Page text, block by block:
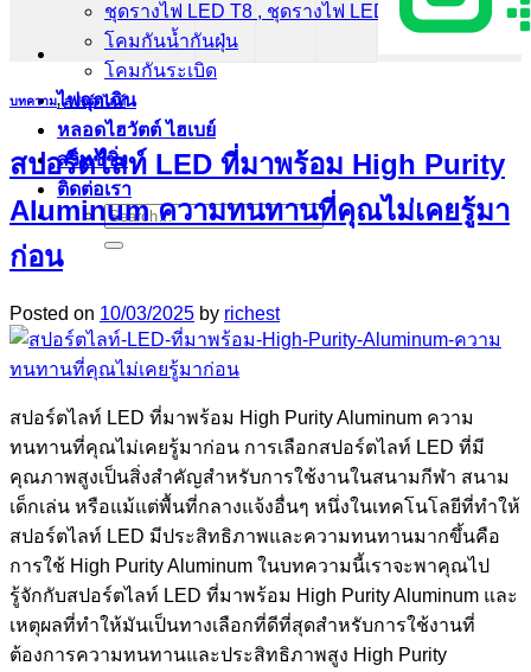
ชุดรางไฟ LED T8 , ชุดรางไฟ LED T5
โคมกันน้ำกันฝุ่น
โคมกันระเบิด
ไฟฉุกเฉิน
หลอดไฮวัตต์ ไฮเบย์
สวิทช์ชิ่ง
ติดต่อเรา
Search
for:
บทความ,สปอร์ตไลท์
สปอร์ตไลท์ LED ที่มาพร้อม High Purity
Aluminum ความทนทานที่คุณไม่เคยรู้มา
ก่อน
Posted on 10/03/2025 by richest
สปอร์ตไลท์ LED ที่มาพร้อม High Purity Aluminum ความ
ทนทานที่คุณไม่เคยรู้มาก่อน การเลือกสปอร์ตไลท์ LED ที่มี
คุณภาพสูงเป็นสิ่งสำคัญสำหรับการใช้งานในสนามกีฬา สนาม
เด็กเล่น หรือแม้แต่พื้นที่กลางแจ้งอื่นๆ หนึ่งในเทคโนโลยีที่ทำให้
สปอร์ตไลท์ LED มีประสิทธิภาพและความทนทานมากขึ้นคือ
การใช้ High Purity Aluminum ในบทความนี้เราจะพาคุณไป
รู้จักกับสปอร์ตไลท์ LED ที่มาพร้อม High Purity Aluminum และ
เหตุผลที่ทำให้มันเป็นทางเลือกที่ดีที่สุดสำหรับการใช้งานที่
ต้องการความทนทานและประสิทธิภาพสูง High Purity